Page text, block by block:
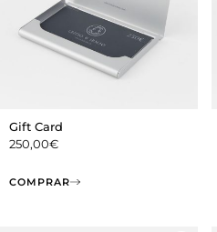
Gift Card
250,00€
COMPRAR